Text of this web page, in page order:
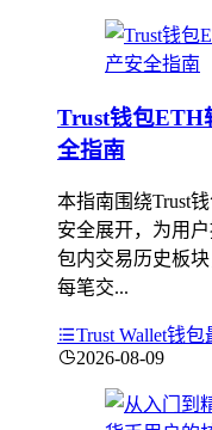
Trust钱包ETH
全指南
本指南围绕Trust
安全展开，为用
包内交易历史板
每笔交...
Trust Wallet钱
2026-08-09